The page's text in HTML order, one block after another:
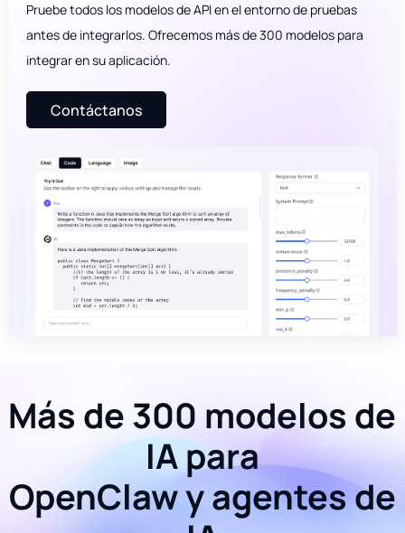
Pruebe todos los modelos de API en el entorno de pruebas
antes de integrarlos. Ofrecemos más de 300 modelos para
integrar en su aplicación.
Contáctanos
Más de 300 modelos de
IA para
OpenClaw y agentes de